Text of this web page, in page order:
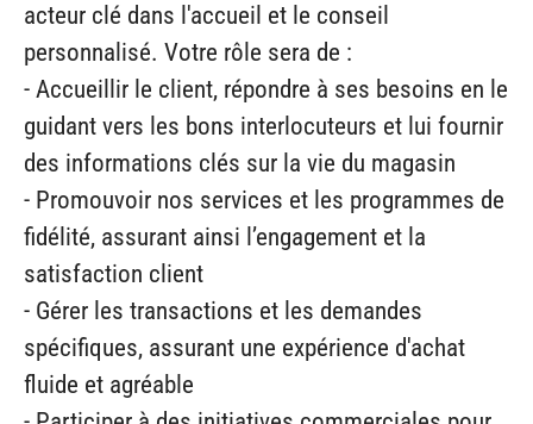
acteur clé dans l'accueil et le conseil
personnalisé. Votre rôle sera de :
- Accueillir le client, répondre à ses besoins en le
guidant vers les bons interlocuteurs et lui fournir
des informations clés sur la vie du magasin
- Promouvoir nos services et les programmes de
fidélité, assurant ainsi l’engagement et la
satisfaction client
- Gérer les transactions et les demandes
spécifiques, assurant une expérience d'achat
fluide et agréable